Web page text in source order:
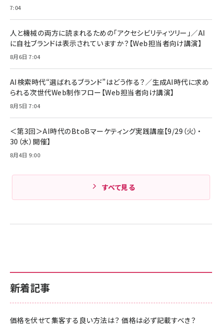
組織の成果を最大化する ルールのデザイン
￥1,980
Amazonランキングをもっと見る
全ワイヤレスイヤホン/アクティブノイズキャンセリ
技術基準適合】ブラック
￥5,990
ケーブル Anker絡まないケーブル 240W 結束バン
ド付き USB PD対応 シリコン素材採用 iPhone
17 / 16 / 15 / Galaxy iPad Pro MacBook
Pro/Air 各種対応 (1.8m ミッドナイトブラック)
￥1,890
サッポロ 生ビール 黒ラベル 350ml 缶 24本 ビー
ル ケース買い【6/30応募〆切! 黒ラベルビヤセラー
￥4,857
新着記事
価格を伏せて集客する良い方法は？ 価格は必ず記載すべき？
7:04
人と機械の両方に読まれるための「アクセシビリティツリー」／AI
に自社ブランドは表示されていますか？【Web担当者向け講演】
8月6日 7:04
AI検索時代“選ばれるブランド”はどう作る？／生成AI時代に求め
られる次世代Web制作フロー【Web担当者向け講演】
8月5日 7:04
＜第3回＞AI時代のBtoBマーケティング実践講座【9/29（火）・
30（水）開催】
8月4日 9:00
すべて見る